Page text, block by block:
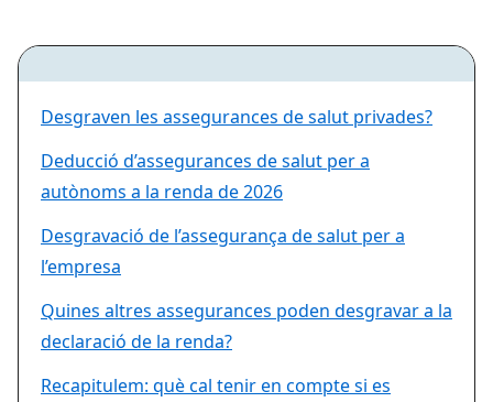
Desgraven les assegurances de salut privades?
Deducció d’assegurances de salut per a
autònoms a la renda de 2026
Desgravació de l’assegurança de salut per a
l’empresa
Quines altres assegurances poden desgravar a la
declaració de la renda?
Recapitulem: què cal tenir en compte si es